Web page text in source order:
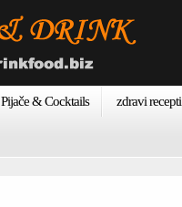
Pijače & Cocktails zdravi recepti